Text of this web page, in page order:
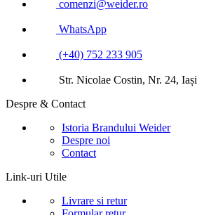
comenzi@weider.ro
WhatsApp
(+40) 752 233 905
Str. Nicolae Costin, Nr. 24, Iași
Despre & Contact
Istoria Brandului Weider
Despre noi
Contact
Link-uri Utile
Livrare si retur